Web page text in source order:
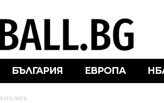
БЪЛГАРИЯ ЕВРОПА
лига